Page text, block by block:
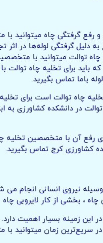
گرفتگی چاه میتوانید
دلیل گرفتگی لوله‌ها در
توالت میتوانید با
باید برای تخلیه چاه
باما تماس بگیرید.
چاه توالت است برای
در دانشکده کشاورزی به
رفع آن با متخصصین تخلیه
کشاورزی کرج تماس بگیرید.
نیروی انسانی انجام می
، بخشی از کار لایروبی
زمینه بسیار اهمیت
زمان میتوانید با